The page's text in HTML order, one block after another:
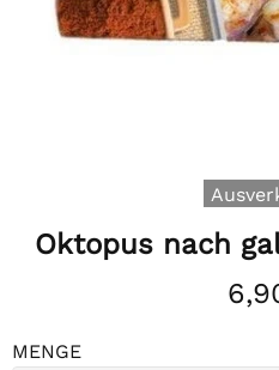
Oktopus nach
MENGE